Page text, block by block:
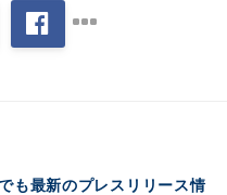
も最新のプレスリリース情